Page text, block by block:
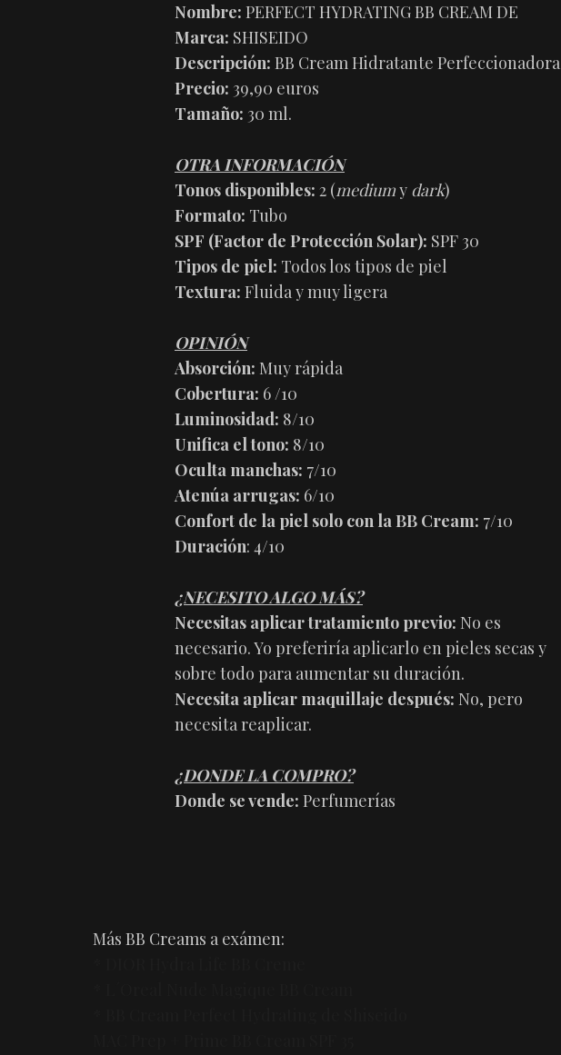
Nombre: PERFECT HYDRATING BB CREAM DE
Marca: SHISEIDO
Descripción: BB Cream Hidratante Perfeccionadora
Precio: 39,90 euros
Tamaño: 30 ml.
OTRA INFORMACIÓN
Tonos disponibles: 2 (mediumy dark)
Formato: Tubo
SPF (Factor de Protección Solar): SPF 30
Tipos de piel: Todos los tipos de piel
Textura: Fluida y muy ligera
OPINIÓN
Absorción: Muy rápida
Cobertura: 6 /10
Luminosidad: 8/10
Unifica el tono: 8/10
Oculta manchas: 7/10
Atenúa arrugas: 6/10
Confort de la piel solo con la BB Cream: 7/10
Duración: 4/10
¿NECESITO ALGO MÁS?
Necesitas aplicar tratamiento previo: No es
necesario. Yo preferiría aplicarlo en pieles secas y
sobre todo para aumentar su duración.
Necesita aplicar maquillaje después: No, pero
necesita reaplicar.
¿DONDE LA COMPRO?
Donde se vende: Perfumerías
Más BB Creams a exámen: